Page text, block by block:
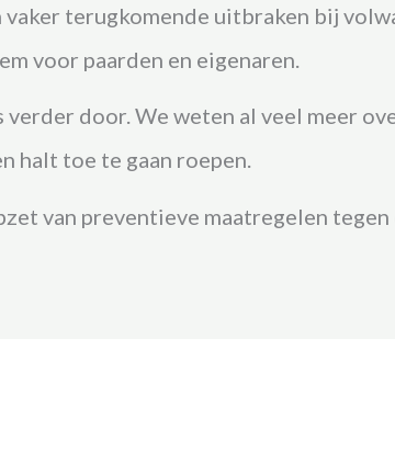
terugkomende uitbraken bij
voor paarden en eigenaren.
door. We weten al veel meer
halt toe te gaan roepen.
van preventieve maatregelen